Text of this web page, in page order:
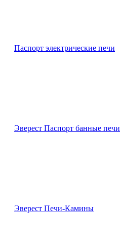
Паспорт электрические печи
Эверест Паспорт банные печи
Эверест Печи-Камины